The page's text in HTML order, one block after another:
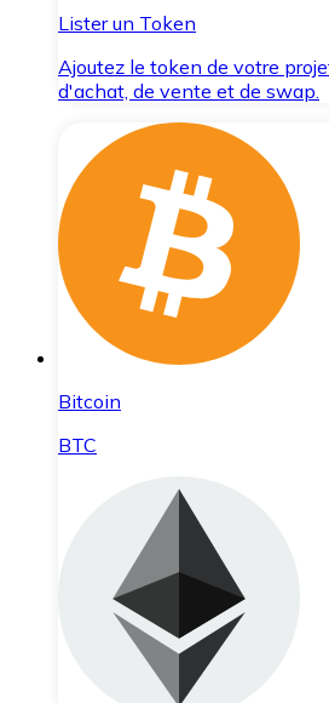
Lister un Token
Ajoutez le token de votre
d'achat, de vente et de swap.
Bitcoin
BTC